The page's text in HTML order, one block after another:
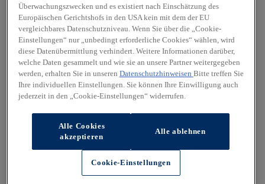
Überwachungszwecken und es existiert nach Einschätzung des
Europäischen Gerichtshofs in den USA kein mit dem der EU
vergleichbares Datenschutzniveau. Wenn Sie über die „Cookie-
Einstellungen“ nur „unbedingt erforderliche Cookies“ wählen, wird
diese Datenübermittlung verhindert. Weitere Informationen darüber,
welche Daten gesammelt und wie sie an unsere Partner weitergegeben
werden, erhalten Sie in unseren Datenschutzhinweisen Bitte treffen Sie
Ihre individuellen Einstellungen. Sie können Ihre Einwilligung auch
jederzeit in den „Cookie-Einstellungen“ widerrufen.
Alle Cookies
akzeptieren
Alle ablehnen
Cookie-Einstellungen